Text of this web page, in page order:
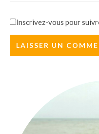
Inscrivez-vous pour